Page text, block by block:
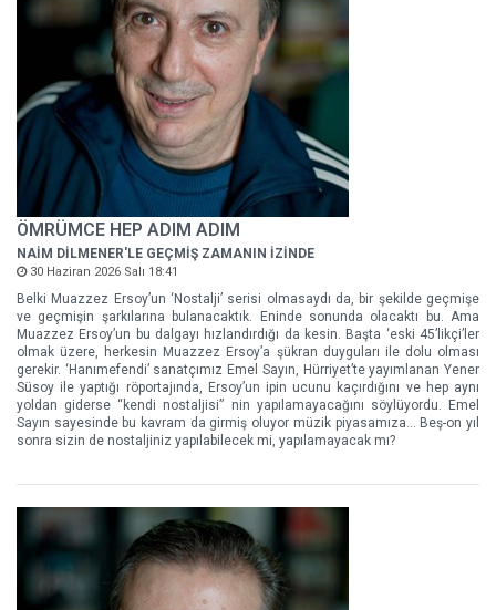
ÖMRÜMCE HEP ADIM ADIM
NAİM DİLMENER'LE GEÇMİŞ ZAMANIN İZİNDE
30 Haziran 2026 Salı 18:41
Belki Muazzez Ersoy’un ‘Nostalji’ serisi olmasaydı da, bir şekilde geçmişe
ve geçmişin şarkılarına bulanacaktık. Eninde sonunda olacaktı bu. Ama
Muazzez Ersoy’un bu dalgayı hızlandırdığı da kesin. Başta ‘eski 45’likçi’ler
olmak üzere, herkesin Muazzez Ersoy’a şükran duyguları ile dolu olması
gerekir. ‘Hanımefendi’ sanatçımız Emel Sayın, Hürriyet’te yayımlanan Yener
Süsoy ile yaptığı röportajında, Ersoy’un ipin ucunu kaçırdığını ve hep aynı
yoldan giderse “kendi nostaljisi” nin yapılamayacağını söylüyordu. Emel
Sayın sayesinde bu kavram da girmiş oluyor müzik piyasamıza... Beş-on yıl
sonra sizin de nostaljiniz yapılabilecek mi, yapılamayacak mı?